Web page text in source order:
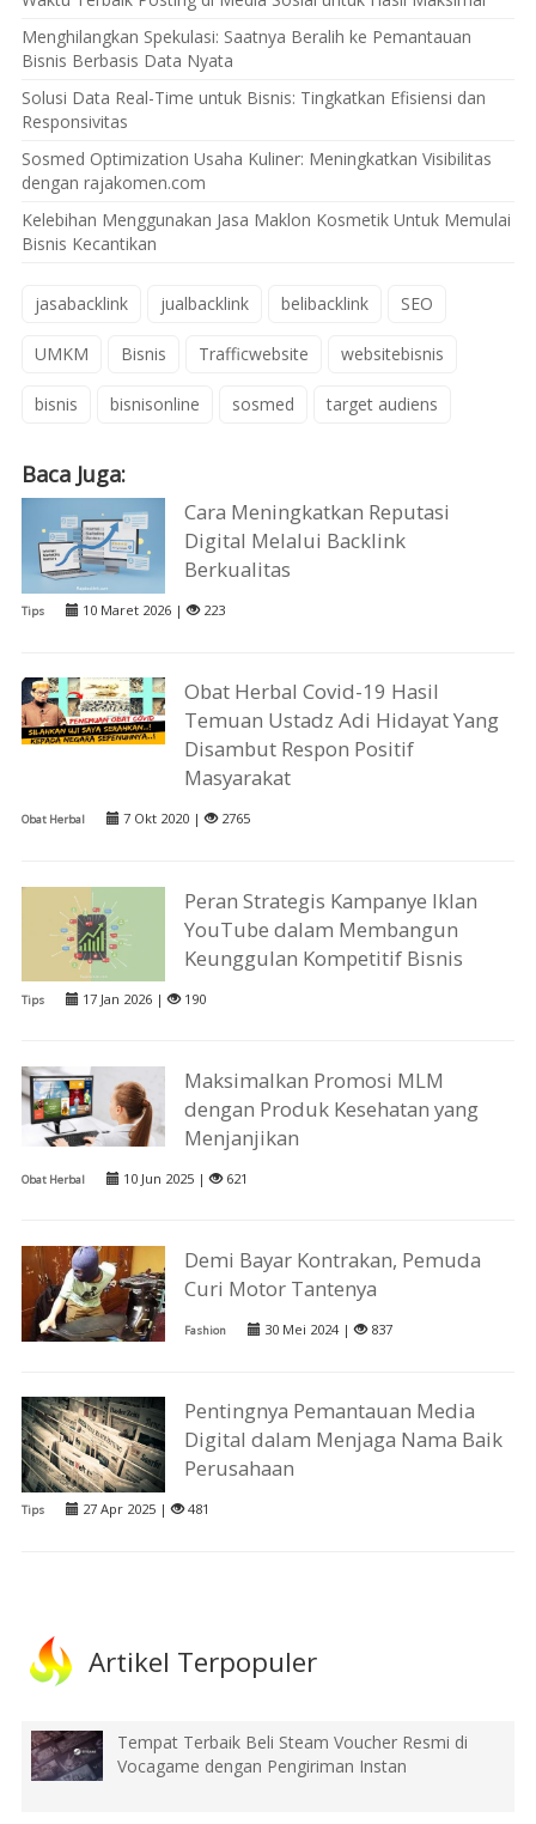
Menghilangkan Spekulasi: Saatnya Beralih ke Pemantauan
Bisnis Berbasis Data Nyata
Solusi Data Real-Time untuk Bisnis: Tingkatkan Efisiensi dan
Responsivitas
Sosmed Optimization Usaha Kuliner: Meningkatkan Visibilitas
dengan rajakomen.com
Kelebihan Menggunakan Jasa Maklon Kosmetik Untuk Memulai
Bisnis Kecantikan
jasabacklink jualbacklink belibacklink SEO
UMKM Bisnis Trafficwebsite websitebisnis
bisnis bisnisonline sosmed target audiens
Baca Juga:
Cara Meningkatkan Reputasi
Digital Melalui Backlink
Berkualitas
Tips 10 Maret 2026 | 223
Obat Herbal Covid-19 Hasil
Temuan Ustadz Adi Hidayat Yang
Disambut Respon Positif
Masyarakat
Obat Herbal 7 Okt 2020 | 2765
Peran Strategis Kampanye Iklan
YouTube dalam Membangun
Keunggulan Kompetitif Bisnis
Tips 17 Jan 2026 | 190
Maksimalkan Promosi MLM
dengan Produk Kesehatan yang
Menjanjikan
Obat Herbal 10 Jun 2025 | 621
Demi Bayar Kontrakan, Pemuda
Curi Motor Tantenya
Fashion 30 Mei 2024 | 837
Pentingnya Pemantauan Media
Digital dalam Menjaga Nama Baik
Perusahaan
Tips 27 Apr 2025 | 481
Artikel Terpopuler
Tempat Terbaik Beli Steam Voucher Resmi di
Vocagame dengan Pengiriman Instan